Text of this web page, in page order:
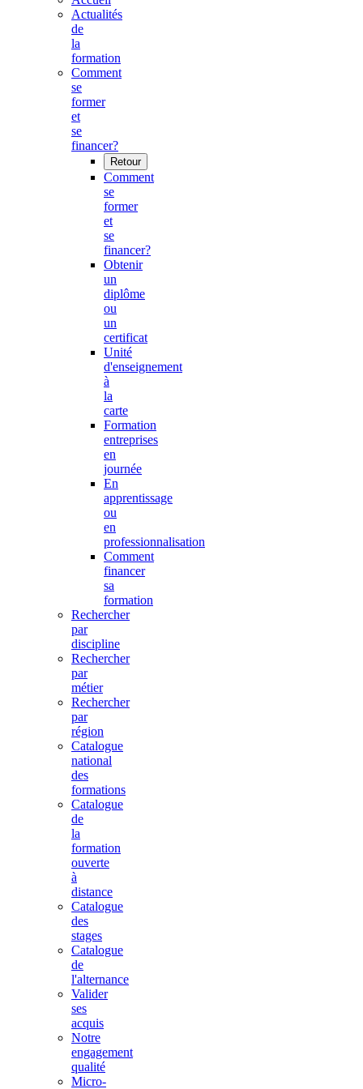
Actualités
de
la
formation
Comment
se
former
et
se
financer?
Retour
Comment
se
former
et
se
financer?
Obtenir
un
diplôme
ou
un
certificat
Unité
d'enseignement
à
la
carte
Formation
entreprises
en
journée
En
apprentissage
ou
en
professionnalisation
Comment
financer
sa
formation
Rechercher
par
discipline
Rechercher
par
métier
Rechercher
par
région
Catalogue
national
des
formations
Catalogue
de
la
formation
ouverte
à
distance
Catalogue
des
stages
Catalogue
de
l'alternance
Valider
ses
acquis
Notre
engagement
qualité
Micro-